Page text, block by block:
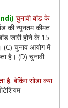
चुनावी बांड के
की न्यूनतम कीमत
जारी होने के 15
(C) चुनाव आयोग में
है। (D) चुनावी
है. बेकिंग सोडा क्या